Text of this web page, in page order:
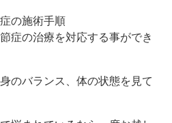
の施術手順
症の治療を対応する事ができ
のバランス、体の状態を見て